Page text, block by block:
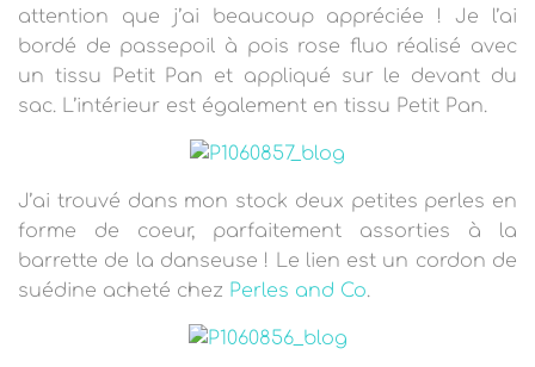
attention que j’ai beaucoup appréciée ! Je l’ai
bordé de passepoil à pois rose fluo réalisé avec
un tissu Petit Pan et appliqué sur le devant du
sac. L’intérieur est également en tissu Petit Pan.
J’ai trouvé dans mon stock deux petites perles en
forme de coeur, parfaitement assorties à la
barrette de la danseuse ! Le lien est un cordon de
suédine acheté chez Perles and Co.